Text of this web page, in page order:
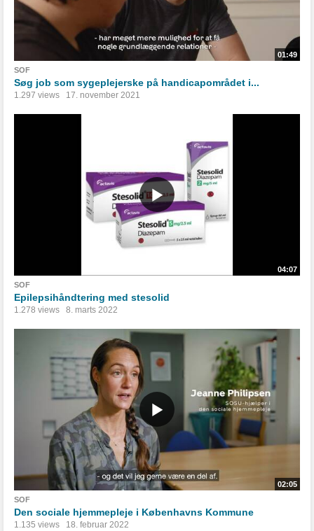
01:49
SOF
Søg job som sygeplejerske på handicapområdet i...
1.297 views 17. november 2021
04:07
SOF
Epilepsihåndtering med stesolid
1.278 views 8. marts 2022
02:05
SOF
Den sociale hjemmepleje i Københavns Kommune
1.135 views 18. februar 2022